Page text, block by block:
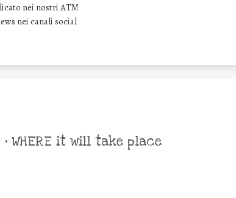
nei nostri ATM
nei canali social
• WHERE it will take place